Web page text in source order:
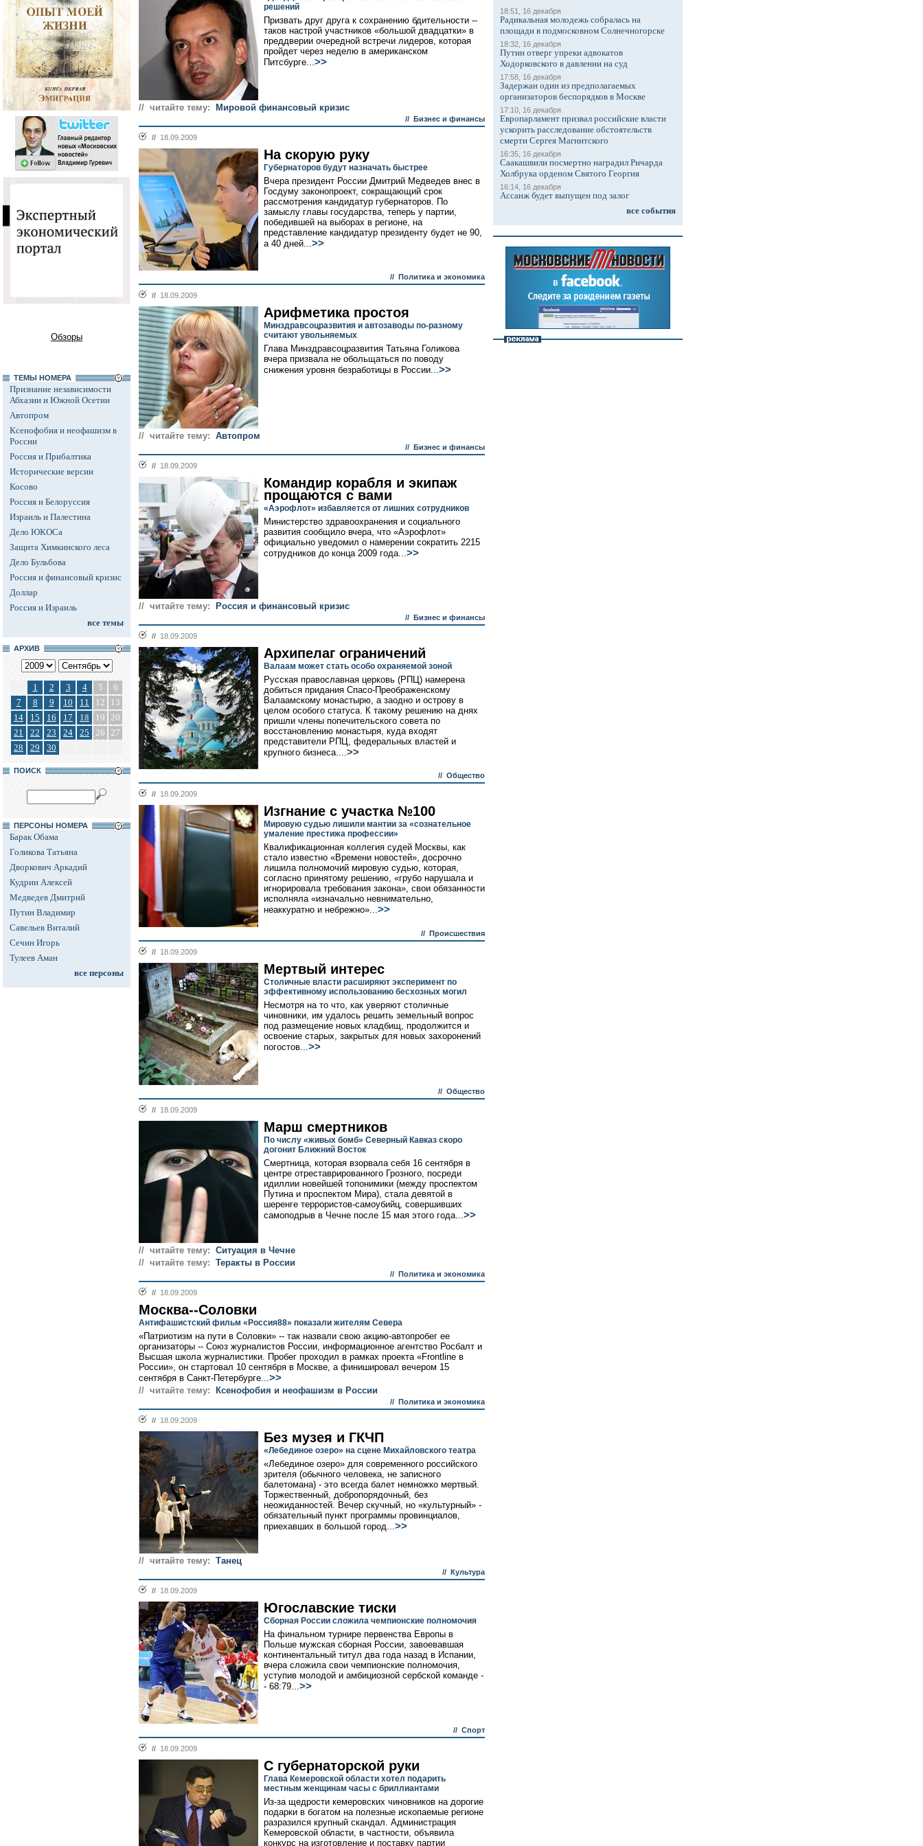
Обзоры
ТЕМЫ НОМЕРА
Признание независимости
Абхазии и Южной Осетии
Автопром
Ксенофобия и неофашизм в
России
Россия и Прибалтика
Исторические версии
Косово
Россия и Белоруссия
Израиль и Палестина
Дело ЮКОСа
Защита Химкинского леса
Дело Бульбова
Россия и финансовый кризис
Доллар
Россия и Израиль
все темы
АРХИВ
1 2 3 4 5
6
7
8 9 10 11 12
13
14
15 16 17 18 19 20
21
22 23 24 25 26 27
28
29 30
ПОИСК
ПЕРСОНЫ НОМЕРА
Барак Обама
Голикова Татьяна
Дворкович Аркадий
Кудрин Алексей
Медведев Дмитрий
Путин Владимир
Савельев Виталий
Сечин Игорь
Тулеев Аман
все персоны
решений
Призвать друг друга к сохранению бдительности --
таков настрой участников «большой двадцатки» в
преддверии очередной встречи лидеров, которая
пройдет через неделю в американском
Питсбурге...>>
// читайте тему: Мировой финансовый кризис
// Бизнес и финансы
// 18.09.2009
На скорую руку
Губернаторов будут назначать быстрее
Вчера президент России Дмитрий Медведев внес в
Госдуму законопроект, сокращающий срок
рассмотрения кандидатур губернаторов. По
замыслу главы государства, теперь у партии,
победившей на выборах в регионе, на
представление кандидатур президенту будет не 90,
а 40 дней...>>
// Политика и экономика
// 18.09.2009
Арифметика простоя
Минздравсоцразвития и автозаводы по-разному
считают увольняемых
Глава Минздравсоцразвития Татьяна Голикова
вчера призвала не обольщаться по поводу
снижения уровня безработицы в России...>>
// читайте тему: Автопром
// Бизнес и финансы
// 18.09.2009
Командир корабля и экипаж
прощаются с вами
«Аэрофлот» избавляется от лишних сотрудников
Министерство здравоохранения и социального
развития сообщило вчера, что «Аэрофлот»
официально уведомил о намерении сократить 2215
сотрудников до конца 2009 года...>>
// читайте тему: Россия и финансовый кризис
// Бизнес и финансы
// 18.09.2009
Архипелаг ограничений
Валаам может стать особо охраняемой зоной
Русская православная церковь (РПЦ) намерена
добиться придания Спасо-Преображенскому
Валаамскому монастырю, а заодно и острову в
целом особого статуса. К такому решению на днях
пришли члены попечительского совета по
восстановлению монастыря, куда входят
представители РПЦ, федеральных властей и
крупного бизнеса....>>
// Общество
// 18.09.2009
Изгнание с участка №100
Мировую судью лишили мантии за «сознательное
умаление престижа профессии»
Квалификационная коллегия судей Москвы, как
стало известно «Времени новостей», досрочно
лишила полномочий мировую судью, которая,
согласно принятому решению, «грубо нарушала и
игнорировала требования закона», свои обязанности
исполняла «изначально невнимательно,
неаккуратно и небрежно»...>>
// Происшествия
// 18.09.2009
Мертвый интерес
Столичные власти расширяют эксперимент по
эффективному использованию бесхозных могил
Несмотря на то что, как уверяют столичные
чиновники, им удалось решить земельный вопрос
под размещение новых кладбищ, продолжится и
освоение старых, закрытых для новых захоронений
погостов...>>
// Общество
// 18.09.2009
Марш смертников
По числу «живых бомб» Северный Кавказ скоро
догонит Ближний Восток
Смертница, которая взорвала себя 16 сентября в
центре отреставрированного Грозного, посреди
идиллии новейшей топонимики (между проспектом
Путина и проспектом Мира), стала девятой в
шеренге террористов-самоубийц, совершивших
самоподрыв в Чечне после 15 мая этого года...>>
// читайте тему: Ситуация в Чечне
// читайте тему: Теракты в России
// Политика и экономика
// 18.09.2009
Москва--Соловки
Антифашистский фильм «Россия88» показали жителям Севера
«Патриотизм на пути в Соловки» -- так назвали свою акцию-автопробег ее
организаторы -- Союз журналистов России, информационное агентство Росбалт и
Высшая школа журналистики. Пробег проходил в рамках проекта «Frontline в
России», он стартовал 10 сентября в Москве, а финишировал вечером 15
сентября в Санкт-Петербурге...>>
// читайте тему: Ксенофобия и неофашизм в России
// Политика и экономика
// 18.09.2009
Без музея и ГКЧП
«Лебединое озеро» на сцене Михайловского театра
«Лебединое озеро» для современного российского
зрителя (обычного человека, не записного
балетомана) - это всегда балет немножко мертвый.
Торжественный, добропорядочный, без
неожиданностей. Вечер скучный, но «культурный» -
обязательный пункт программы провинциалов,
приехавших в большой город...>>
// читайте тему: Танец
// Культура
// 18.09.2009
Югославские тиски
Сборная России сложила чемпионские полномочия
На финальном турнире первенства Европы в
Польше мужская сборная России, завоевавшая
континентальный титул два года назад в Испании,
вчера сложила свои чемпионские полномочия,
уступив молодой и амбициозной сербской команде -
- 68:79...>>
// Спорт
// 18.09.2009
С губернаторской руки
Глава Кемеровской области хотел подарить
местным женщинам часы с бриллиантами
Из-за щедрости кемеровских чиновников на дорогие
подарки в богатом на полезные ископаемые регионе
разразился крупный скандал. Администрация
Кемеровской области, в частности, объявила
конкурс на изготовление и поставку партии
18:51, 16 декабря
Радикальная молодежь собралась на
площади в подмосковном Солнечногорске
18:32, 16 декабря
Путин отверг упреки адвокатов
Ходорковского в давлении на суд
17:58, 16 декабря
Задержан один из предполагаемых
организаторов беспорядков в Москве
17:10, 16 декабря
Европарламент призвал российские власти
ускорить расследование обстоятельств
смерти Сергея Магнитского
16:35, 16 декабря
Саакашвили посмертно наградил Ричарда
Холбрука орденом Святого Георгия
16:14, 16 декабря
Ассанж будет выпущен под залог
все события